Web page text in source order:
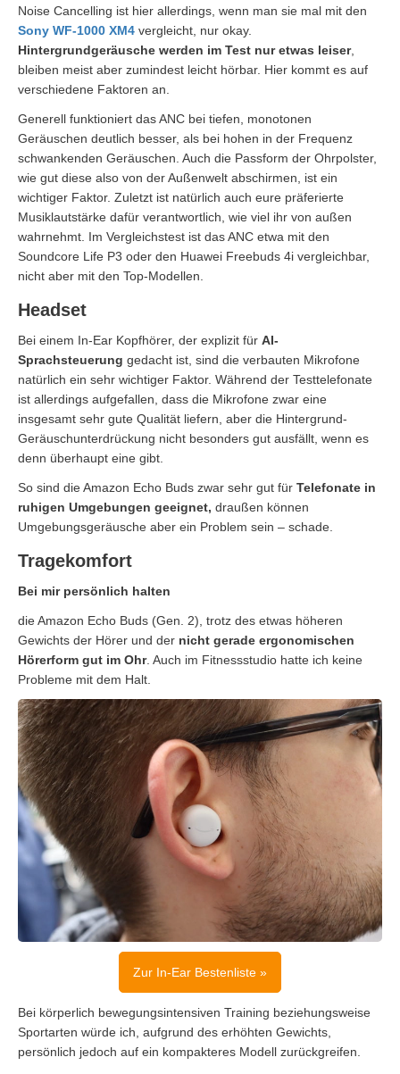
Noise Cancelling ist hier allerdings, wenn man sie mal mit den
Sony WF-1000 XM4 vergleicht, nur okay.
Hintergrundgeräusche werden im Test nur etwas leiser,
bleiben meist aber zumindest leicht hörbar. Hier kommt es auf
verschiedene Faktoren an.
Generell funktioniert das ANC bei tiefen, monotonen
Geräuschen deutlich besser, als bei hohen in der Frequenz
schwankenden Geräuschen. Auch die Passform der Ohrpolster,
wie gut diese also von der Außenwelt abschirmen, ist ein
wichtiger Faktor. Zuletzt ist natürlich auch eure präferierte
Musiklautstärke dafür verantwortlich, wie viel ihr von außen
wahrnehmt. Im Vergleichstest ist das ANC etwa mit den
Soundcore Life P3 oder den Huawei Freebuds 4i vergleichbar,
nicht aber mit den Top-Modellen.
Headset
Bei einem In-Ear Kopfhörer, der explizit für AI-
Sprachsteuerung gedacht ist, sind die verbauten Mikrofone
natürlich ein sehr wichtiger Faktor. Während der Testtelefonate
ist allerdings aufgefallen, dass die Mikrofone zwar eine
insgesamt sehr gute Qualität liefern, aber die Hintergrund-
Geräuschunterdrückung nicht besonders gut ausfällt, wenn es
denn überhaupt eine gibt.
So sind die Amazon Echo Buds zwar sehr gut für Telefonate in
ruhigen Umgebungen geeignet, draußen können
Umgebungsgeräusche aber ein Problem sein – schade.
Tragekomfort
Bei mir persönlich halten
die Amazon Echo Buds (Gen. 2), trotz des etwas höheren
Gewichts der Hörer und der nicht gerade ergonomischen
Hörerform gut im Ohr. Auch im Fitnessstudio hatte ich keine
Probleme mit dem Halt.
Zur In-Ear Bestenliste »
Bei körperlich bewegungsintensiven Training beziehungsweise
Sportarten würde ich, aufgrund des erhöhten Gewichts,
persönlich jedoch auf ein kompakteres Modell zurückgreifen.